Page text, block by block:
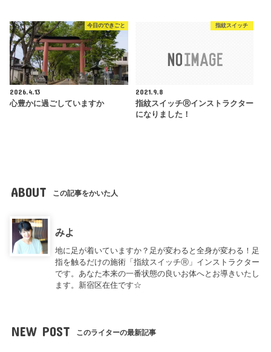
今日のできごと
2026.4.13
心豊かに過ごしていますか
指紋スイッチ
2021.9.8
指紋スイッチⓇインストラクター
になりました！
ABOUT この記事をかいた人
みよ
地に足が着いていますか？足が変わると全身が変わる！足
指を触るだけの施術「指紋スイッチⓇ」インストラクター
です。あなた本来の一番状態の良いお体へとお導きいたし
ます。新宿区在住です☆
NEW POST このライターの最新記事